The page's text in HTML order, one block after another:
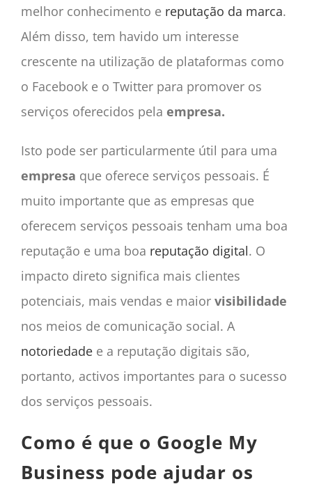
melhor conhecimento e reputação da marca.
Além disso, tem havido um interesse
crescente na utilização de plataformas como
o Facebook e o Twitter para promover os
serviços oferecidos pela empresa.
Isto pode ser particularmente útil para uma
empresa que oferece serviços pessoais. É
muito importante que as empresas que
oferecem serviços pessoais tenham uma boa
reputação e uma boa reputação digital. O
impacto direto significa mais clientes
potenciais, mais vendas e maior visibilidade
nos meios de comunicação social. A
notoriedadee a reputação digitais são,
portanto, activos importantes para o sucesso
dos serviços pessoais.
Como é que o Google My
Business pode ajudar os